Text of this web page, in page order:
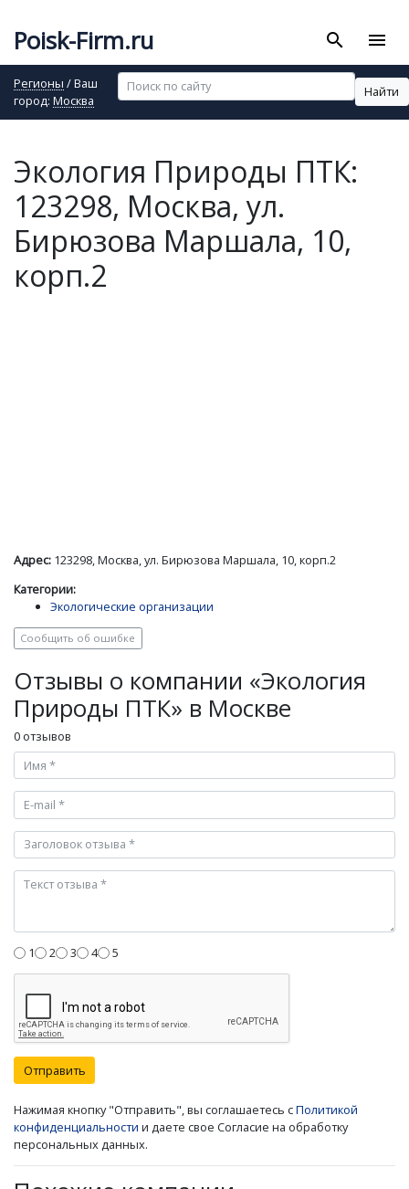
Poisk-Firm.ru search menu
Регионы / Ваш
город: Москва
Найти
Экология Природы ПТК:
123298, Москва, ул.
Бирюзова Маршала, 10,
корп.2
Адрес: 123298, Москва, ул. Бирюзова Маршала, 10, корп.2
Категории:
Экологические организации
Сообщить об ошибке
Отзывы о компании «Экология
Природы ПТК» в Москве
0 отзывов
1 2 3 4 5
Отправить
Нажимая кнопку "Отправить", вы соглашаетесь сПолитикой
конфиденциальности и даете свое Согласие на обработку
персональных данных.